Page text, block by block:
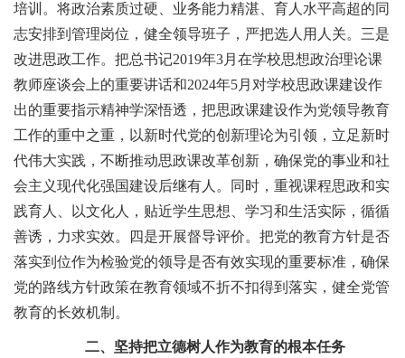
培训。将政治素质过硬、业务能力精湛、育人水平高超的同
志安排到管理岗位，健全领导班子，严把选人用人关。三是
改进思政工作。把总书记2019年3月在学校思想政治理论课
教师座谈会上的重要讲话和2024年5月对学校思政课建设作
出的重要指示精神学深悟透，把思政课建设作为党领导教育
工作的重中之重，以新时代党的创新理论为引领，立足新时
代伟大实践，不断推动思政课改革创新，确保党的事业和社
会主义现代化强国建设后继有人。同时，重视课程思政和实
践育人、以文化人，贴近学生思想、学习和生活实际，循循
善诱，力求实效。四是开展督导评价。把党的教育方针是否
落实到位作为检验党的领导是否有效实现的重要标准，确保
党的路线方针政策在教育领域不折不扣得到落实，健全党管
教育的长效机制。
二、坚持把立德树人作为教育的根本任务